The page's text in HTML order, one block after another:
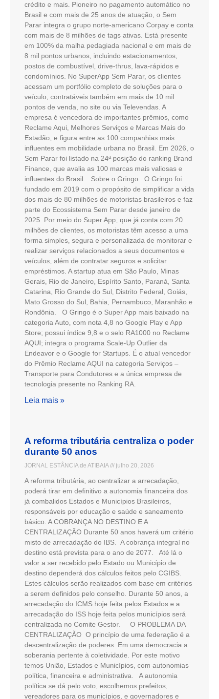
crédito e mais. Pioneiro no pagamento automático no
Brasil e com mais de 25 anos de atuação, o Sem
Parar integra o grupo norte-americano Corpay e conta
com mais de 8 milhões de tags ativas. Está presente
em 100% da malha pedagiada nacional e em mais de
8 mil pontos urbanos, incluindo estacionamentos,
postos de combustível, drive-thrus, lava-rápidos e
condomínios. No SuperApp Sem Parar, os clientes
acessam um portfólio completo de soluções para o
veículo, contratáveis também em mais de 10 mil
pontos de venda, no site ou via Televendas. A
empresa é vencedora de importantes prêmios, como
Reclame Aqui, Melhores Serviços e Marcas Mais do
Estadão, e figura entre as 100 companhias mais
influentes em mobilidade urbana no Brasil. Em 2026, o
Sem Parar foi listado na 24ª posição do ranking Brand
Finance, que avalia as 100 marcas mais valiosas e
influentes do Brasil. Sobre o Gringo O Gringo foi
fundado em 2019 com o propósito de simplificar a vida
dos mais de 80 milhões de motoristas brasileiros e faz
parte do Ecossistema Sem Parar desde janeiro de
2025. Por meio do Super App, que já conta com 20
milhões de clientes, os motoristas têm acesso a uma
forma simples, segura e personalizada de monitorar e
realizar serviços relacionados a seus documentos e
veículos, além de contratar seguros e solicitar
empréstimos. A startup atua em São Paulo, Minas
Gerais, Rio de Janeiro, Espírito Santo, Paraná, Santa
Catarina, Rio Grande do Sul, Distrito Federal, Goiás,
Mato Grosso do Sul, Bahia, Pernambuco, Maranhão e
Rondônia. O Gringo é o Super App mais baixado na
categoria Auto, com nota 4,8 no Google Play e App
Store; possui índice 9,8 e o selo RA1000 no Reclame
AQUI; integra o programa Scale-Up Outlier da
Endeavor e o Google for Startups. É o atual vencedor
do Prêmio Reclame AQUI na categoria Serviços –
Transporte para Condutores e a única empresa de
tecnologia presente no Ranking RA.
Leia mais »
A reforma tributária centraliza o poder
durante 50 anos
JORNAL ESTÂNCIA de ATIBAIA julho 20, 2026
A reforma tributária, ao centralizar a arrecadação,
poderá tirar em definitivo a autonomia financeira dos
já combalidos Estados e Municípios Brasileiros,
responsáveis por educação e saúde e saneamento
básico. A COBRANÇA NO DESTINO E A
CENTRALIZAÇÃO Durante 50 anos haverá um critério
misto de arrecadação do IBS. A cobrança integral no
destino está prevista para o ano de 2077. Até lá o
valor a ser recebido pelo Estado ou Município de
destino dependerá dos cálculos feitos pelo CGIBS.
Estes cálculos serão realizados com base em critérios
a serem definidos pelo conselho. Durante 50 anos, a
arrecadação do ICMS hoje feita pelos Estados e a
arrecadação do ISS hoje feita pelos municípios será
centralizada no Comite Gestor. O PROBLEMA DA
CENTRALIZAÇÃO O princípio de uma federação é a
descentralização de poderes. Em uma democracia a
soberania pertente à coletividade. Por este motivo
temos União, Estados e Municípios, com autonomias
política, financeira e administrativa. A autonomia
política se dá pelo voto, escolhemos prefeitos,
vereadores para os municípios, e governadores e